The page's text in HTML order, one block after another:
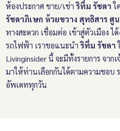
ห้องประกาศ ขาย/เช่าริทึ่ม รัชดาใ
รัชดาภิเษก ห้วยขวาง สุทธิสาร ศู
ทางสะดวก เชื่อมต่อ เข้าสู่ตัวเมือง ไ
รถไฟฟ้า เราขอแนะนำริทึ่ม รัชดา
Livinginsider นี้ จะมีทั้งรายการ จา
มาให้ท่านเลือกกันได้ตามความชอบ
อัพเดททุกวัน